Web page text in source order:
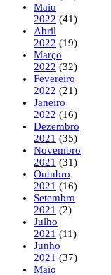
Maio
2022 (41)
Abril
2022 (19)
Março
2022 (32)
Fevereiro
2022 (21)
Janeiro
2022 (16)
Dezembro
2021 (35)
Novembro
2021 (31)
Outubro
2021 (16)
Setembro
2021 (2)
Julho
2021 (11)
Junho
2021 (37)
Maio